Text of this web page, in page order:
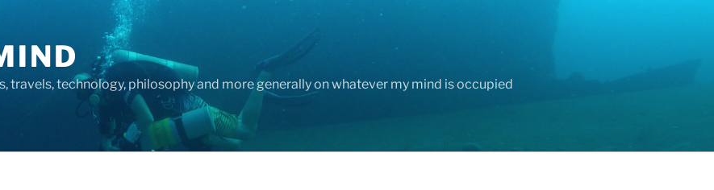
travels, technology, philosophy and more generally on whatever my mind is occupied